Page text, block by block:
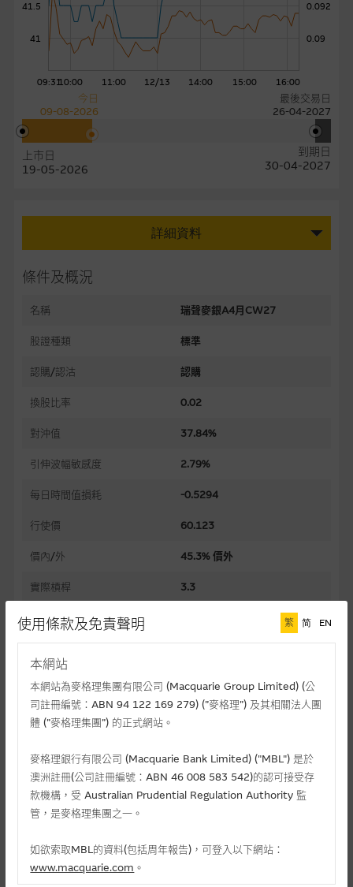
09:3110:00 11:00 12/13 14:00 15:00 16:00
0.09
0.092
41
41.5
上市日
19-05-2026
今日
09-08-2026
最後交易日
26-04-2027
到期日
30-04-2027
詳細資料
條件及概況
名稱 瑞聲麥銀A4月CW27
股證種類 標準
認購/認沽 認購
換股比率 0.02
對沖值 37.84%
引伸波幅敏感度 2.79%
每日時間值損耗 -0.5294
行使價 60.123
價內/外 45.3% 價外
實際槓桿 3.3
過去30日正股歷史波幅
溢價 56.77%
引伸波幅 68.35%
上市日(日-月-年) 19/05/2026
最後交易日(日-月-年) 26/04/2027
每手(份)
使用條款及免責聲明 繁 简 EN
本網站
本網站為麥格理集團有限公司 (Macquarie Group Limited) (公
司註冊編號：ABN 94 122 169 279) (”麥格理”) 及其相關法人團
體 (”麥格理集團”) 的正式網站。
麥格理銀行有限公司 (Macquarie Bank Limited) ("MBL") 是於
澳洲註冊(公司註冊編號：ABN 46 008 583 542)的認可接受存
款機構，受 Australian Prudential Regulation Authority 監
管，是麥格理集團之一。
如欲索取MBL的資料(包括周年報告)，可登入以下網站：
www.macquarie.com 。